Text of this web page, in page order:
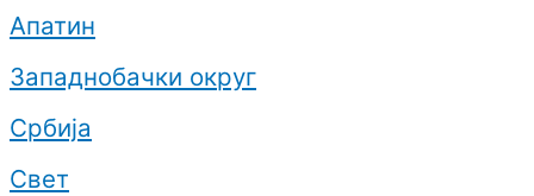
Апатин
Западнобачки округ
Србија
Свет